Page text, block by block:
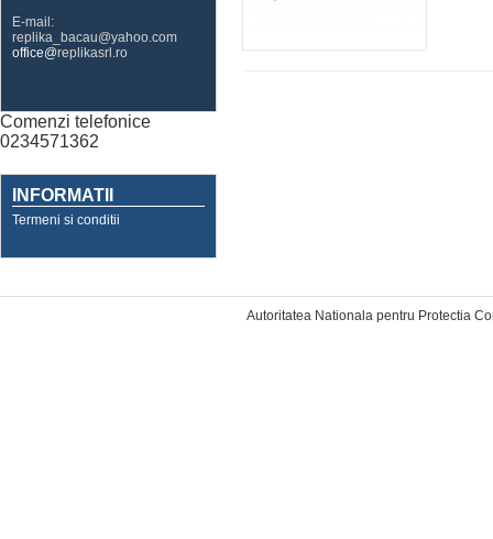
E-mail:
replika_bacau@yahoo.com
office@replikasrl.ro
Comenzi telefonice
0234571362
INFORMATII
Termeni si conditii
Autoritatea Nationala pentru Protectia